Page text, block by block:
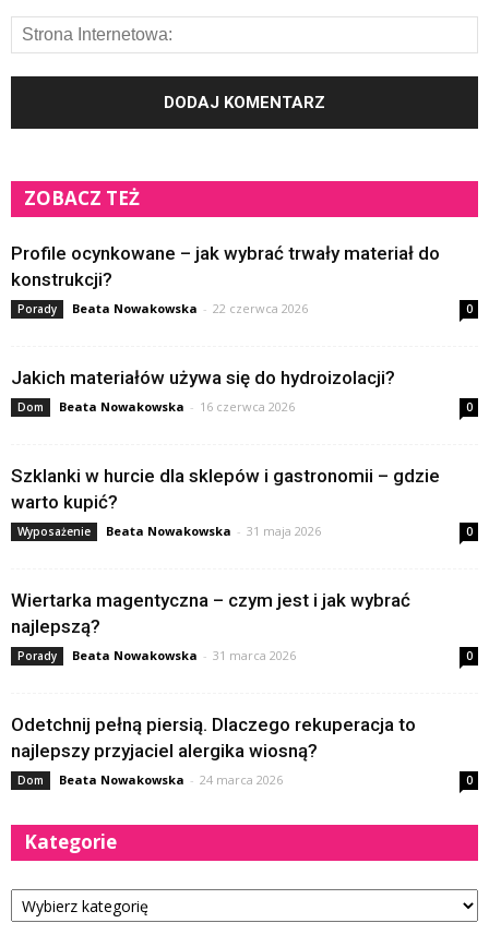
ZOBACZ TEŻ
Profile ocynkowane – jak wybrać trwały materiał do
konstrukcji?
Porady Beata Nowakowska - 22 czerwca 2026 0
Jakich materiałów używa się do hydroizolacji?
Dom Beata Nowakowska - 16 czerwca 2026 0
Szklanki w hurcie dla sklepów i gastronomii – gdzie
warto kupić?
Wyposażenie Beata Nowakowska - 31 maja 2026 0
Wiertarka magentyczna – czym jest i jak wybrać
najlepszą?
Porady Beata Nowakowska - 31 marca 2026 0
Odetchnij pełną piersią. Dlaczego rekuperacja to
najlepszy przyjaciel alergika wiosną?
Dom Beata Nowakowska - 24 marca 2026 0
Kategorie
Kategorie